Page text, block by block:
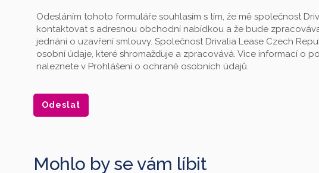
Odesláním tohoto formuláře souhlasím s tím, že mě společnost
kontaktovat s adresnou obchodní nabídkou a že bude
jednání o uzavření smlouvy. Společnost Drivalia Lease Czech
osobní údaje, které shromažďuje a zpracovává. Více informací o
naleznete v Prohlášení o ochraně osobních údajů.
Mohlo by se vám líbit